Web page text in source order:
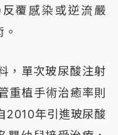
覆感染或逆流嚴
，單次玻尿酸注射
重植手術治癒率則
2010年引進玻尿酸